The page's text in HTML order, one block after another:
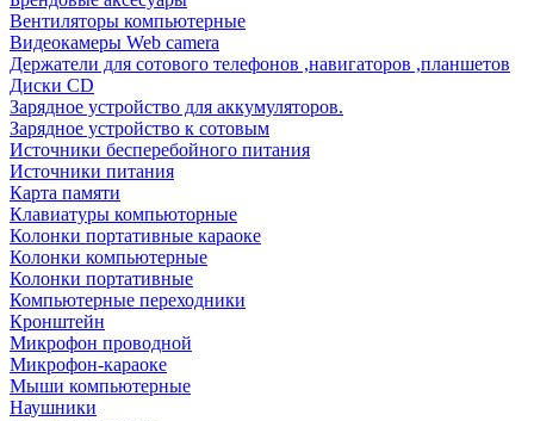
Вентиляторы компьютерные
Видеокамеры Web camera
Держатели для сотового телефонов ,навигаторов ,планшетов
Диски CD
Зарядное устройство для аккумуляторов.
Зарядное устройство к сотовым
Источники бесперебойного питания
Источники питания
Карта памяти
Клавиатуры компьюторные
Колонки портативные караоке
Колонки компьютерные
Колонки портативные
Компьютерные переходники
Кронштейн
Микрофон проводной
Микрофон-караоке
Мыши компьютерные
Наушники